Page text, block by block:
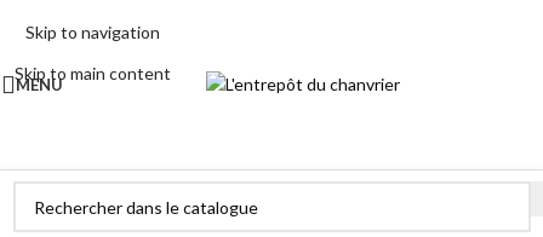
Skip to navigation
Skip to main content
MENU